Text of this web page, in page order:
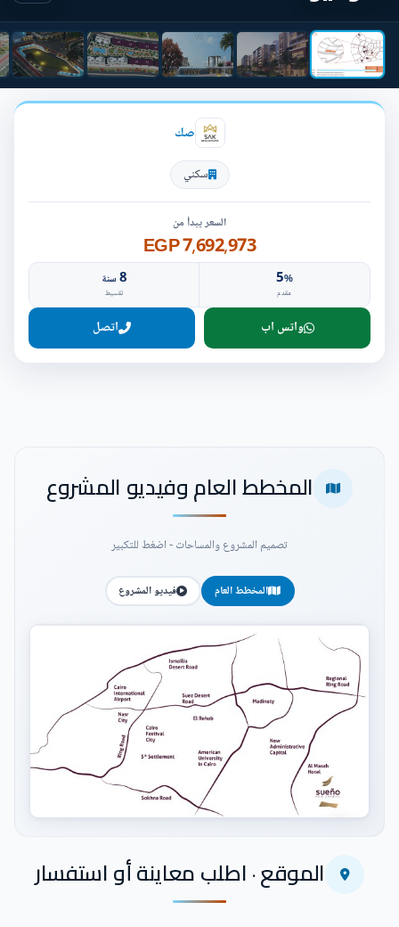
صك
سكني
السعر يبدأ من
7,692,973 EGP
5%
مقدم
8سنة
تقسيط
واتس اب اتصل
المخطط العام وفيديو المشروع
تصميم المشروع والمساحات - اضغط للتكبير
المخطط العام فيديو المشروع
اضغط للتكبيرالموقع · اطلب معاينة أو استفسار